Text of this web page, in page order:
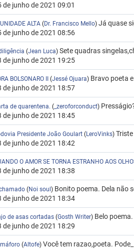
de junho de 2021 09:01
ALTA (Dr. Francisco Mello)Já quase
de junho de 2021 08:56
(Jean Luca)Sete quadras
de junho de 2021 19:25
BOLSONARO II (Jessé Ojuara) Bravo poeta
de junho de 2021 18:57
de quarentena. ( _zeroforconduct)
de junho de 2021 18:45
Presidente João Goulart (LeroVinks)
de junho de 2021 18:42
O AMOR SE TORNA ESTRANHO AOS
de junho de 2021 18:38
(Noi soul) Bonito poema. Dela não
de junho de 2021 18:34
de asas cortadas (Gosth Writer) Belo
de junho de 2021 18:29
(Altofe)Você tem razao,poeta.